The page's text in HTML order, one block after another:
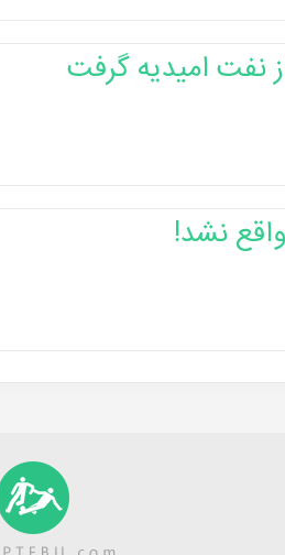
نفت امیدیه گرفت
نشد!